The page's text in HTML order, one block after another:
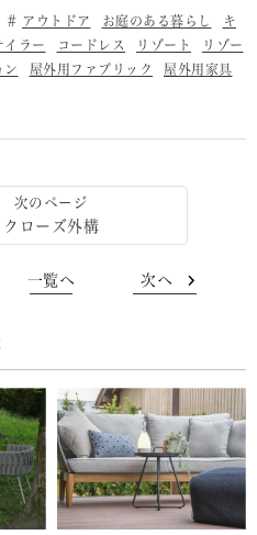
アウトドア お庭のある暮らし
キ
イラー コードレス リゾート
リゾー
ン 屋外用ファブリック
屋外用家具
クローズ外構
一覧へ 次へ